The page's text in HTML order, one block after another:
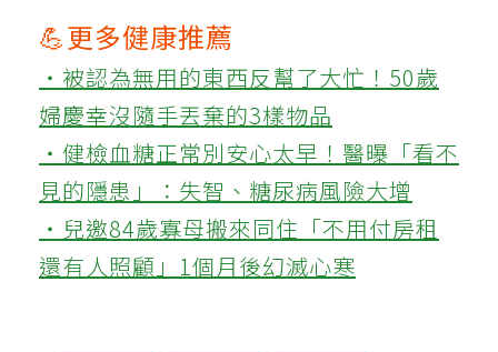
💪更多健康推薦
‧被認為無用的東西反幫了大忙！50歲
婦慶幸沒隨手丟棄的3樣物品
‧健檢血糖正常別安心太早！醫曝「看不
見的隱患」：失智、糖尿病風險大增
‧兒邀84歲寡母搬來同住「不用付房租
還有人照顧」1個月後幻滅心寒